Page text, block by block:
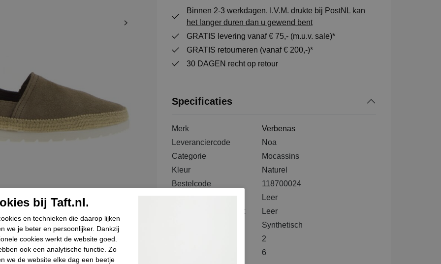
Binnen 2-3 werkdagen. I.V.M. drukte bij PostNL kan
het langer duren dan u gewend bent
GRATIS levering vanaf € 75,- (m.u.v. sale)*
GRATIS retourneren (vanaf € 200,-)*
30 DAGEN recht op retour
Specificaties
Merk
Verbenas
Leveranciercode
Noa
Categorie
Mocassins
Kleur
Naturel
Bestelcode
118700024
Leer
Materiaal binnenkant
Leer
Synthetisch
2
6
bij Taft.nl.
en technieken die daarop lijken
we je beter en persoonlijker. Dankzij
cookies werkt de website goed.
ook een analytische functie. Zo
we de website elke dag een beetje